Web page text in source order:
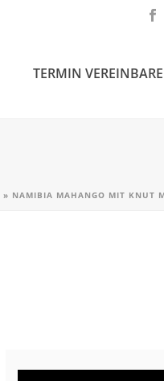
TERMIN
» NAMIBIA MAHANGO MIT KNUT